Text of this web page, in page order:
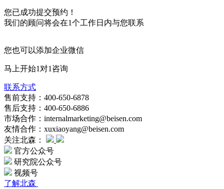
您已成功提交预约！
我们的顾问将会在1个工作日内与您联系
您也可以添加企业微信
马上开始1对1咨询
联系方式
售前支持：400-650-6878
售后支持：400-650-6886
市场合作：internalmarketing@beisen.com
友情合作：xuxiaoyang@beisen.com
关注北森：
官方公众号
研究院公众号
视频号
了解北森